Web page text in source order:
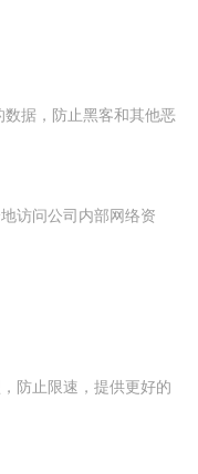
据，防止黑客和其他恶
访问公司内部网络资
防止限速，提供更好的